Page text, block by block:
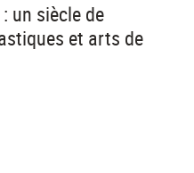
un siècle de
et arts de